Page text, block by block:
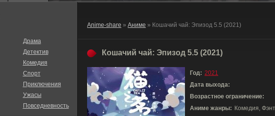
Anime-share » Аниме » Кошачий чай: Эпизод 5.5 (2021)
Кошачий чай: Эпизод 5.5 (2021)
Год: 2021
Дата выхода:
Возрастное ограничение:
Аниме жанры: Комедия,
Драма
Детектив
Комедия
Спорт
Приключения
Ужасы
Повседневность